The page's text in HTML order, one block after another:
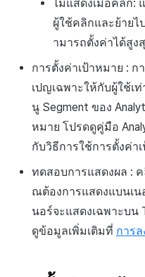
ไม่แสดงเมื่อคลิก:
ผู้ใช้คลิกและย้ายไ
ามารถตั้งค่าได้สูง
การตั้งค่าเป้าหมาย : ก
เปญเฉพาะให้กับผู้ใช้เ
นู Segment ของ
หมาย โปรดดูคู่มือ
กับวิธีการใช้การตั้งค่า
ทดสอบการแสดงผล :
ณต้องการแสดงแบนเ
นอร์จะแสดงเฉพาะบน
ดูข้อมูลเพิ่มเติมที่ การ